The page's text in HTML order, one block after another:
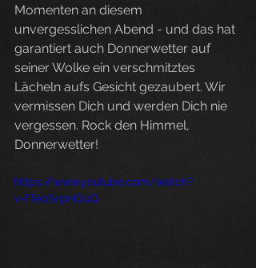
Momenten an diesem
unvergesslichen Abend - und das hat
garantiert auch Donnerwetter auf
seiner Wolke ein verschmitztes
Lächeln aufs Gesicht gezaubert. Wir
vermissen Dich und werden Dich nie
vergessen. Rock den Himmel,
Donnerwetter!
https://www.youtube.com/watch?
v=fTe0SrpHOuQ